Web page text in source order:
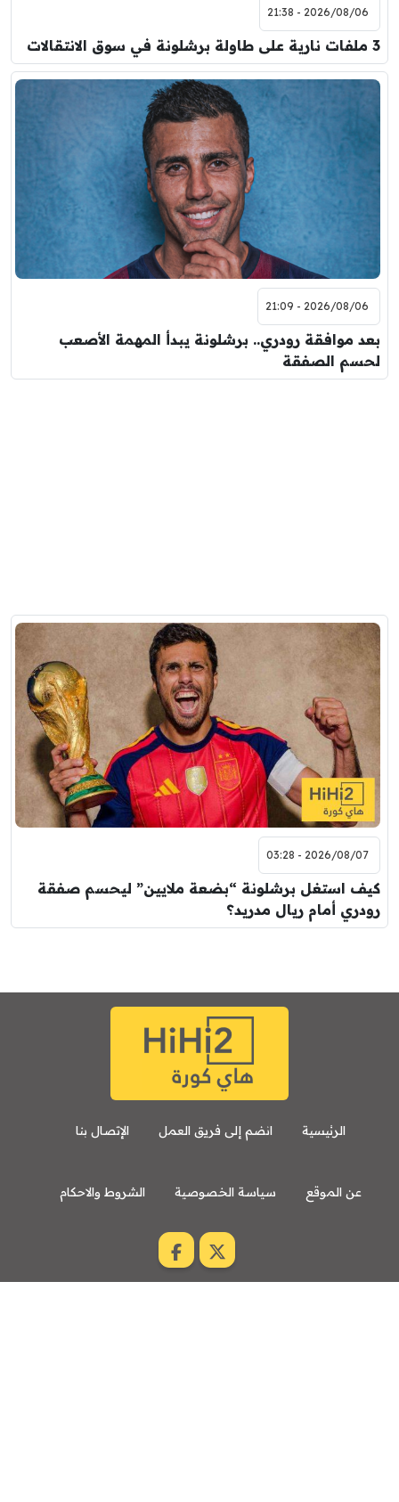
2026/08/06 - 21:38
3 ملفات نارية على طاولة برشلونة في سوق الانتقالات
2026/08/06 - 21:09
بعد موافقة رودري.. برشلونة يبدأ المهمة الأصعب
لحسم الصفقة
2026/08/07 - 03:28
كيف استغل برشلونة “بضعة ملايين” ليحسم صفقة
رودري أمام ريال مدريد؟
الرئيسية انضم إلى فريق العمل الإتصال بنا
عن الموقع سياسة الخصوصية الشروط والاحكام